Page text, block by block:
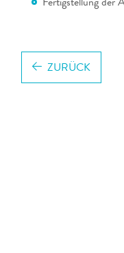
ZURÜCK